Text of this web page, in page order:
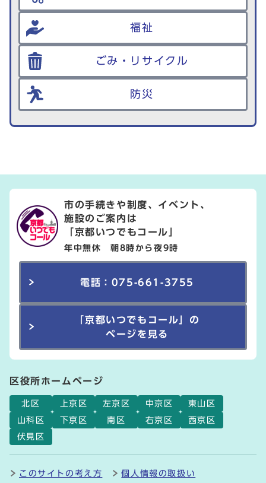
福祉
ごみ・リサイクル
防災
市の手続きや制度、イベント、
施設のご案内は
「京都いつでもコール」
年中無休 朝8時から夜9時
電話：075-661-3755
「京都いつでもコール」の
ページを見る
区役所ホームページ
北区 上京区 左京区 中京区
東山区
山科区
下京区 南区 右京区
西京区
伏見区
このサイトの考え方 個人情報の取扱い